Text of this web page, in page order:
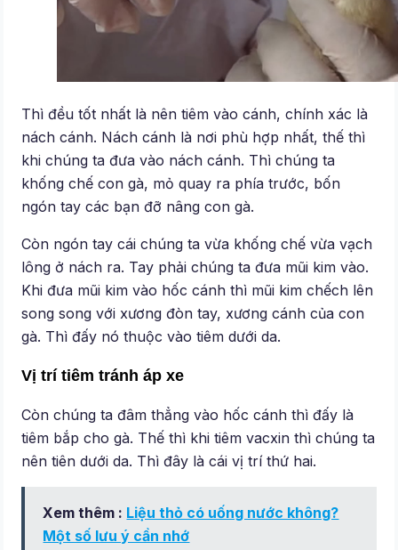
Thì đều tốt nhất là nên tiêm vào cánh, chính xác là
nách cánh. Nách cánh là nơi phù hợp nhất, thế thì
khi chúng ta đưa vào nách cánh. Thì chúng ta
khống chế con gà, mỏ quay ra phía trước, bốn
ngón tay các bạn đỡ nâng con gà.
Còn ngón tay cái chúng ta vừa khống chế vừa vạch
lông ở nách ra. Tay phải chúng ta đưa mũi kim vào.
Khi đưa mũi kim vào hốc cánh thì mũi kim chếch lên
song song với xương đòn tay, xương cánh của con
gà. Thì đấy nó thuộc vào tiêm dưới da.
Vị trí tiêm tránh áp xe
Còn chúng ta đâm thẳng vào hốc cánh thì đấy là
tiêm bắp cho gà. Thế thì khi tiêm vacxin thì chúng ta
nên tiên dưới da. Thì đây là cái vị trí thứ hai.
Xem thêm : Liệu thỏ có uống nước không?
Một số lưu ý cần nhớ